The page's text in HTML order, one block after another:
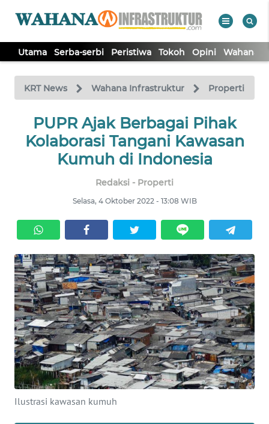
Utama Serba-serbi Peristiwa Tokoh Opini Wahana
KRT News Wahana Infrastruktur Properti
PUPR Ajak Berbagai Pihak
Kolaborasi Tangani Kawasan
Kumuh di Indonesia
Redaksi - Properti
Selasa, 4 Oktober 2022 - 13:08 WIB
Ilustrasi kawasan kumuh
TV
Tutup
UTAMA
TOKOH
OPINI
WAHANA
INFRASTRUKTUR
WAHANA
TANI
WAHANA